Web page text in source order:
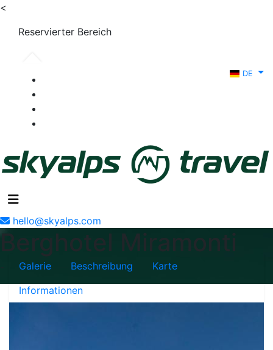
<
Reservierter Bereich
DE
hello@skyalps.com
Berghotel Miramonti
Galerie Beschreibung
Karte
Informationen